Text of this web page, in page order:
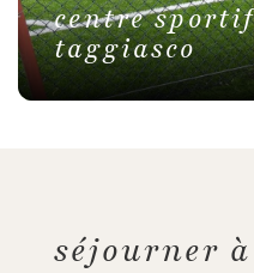
centre
taggiasco
séjourner